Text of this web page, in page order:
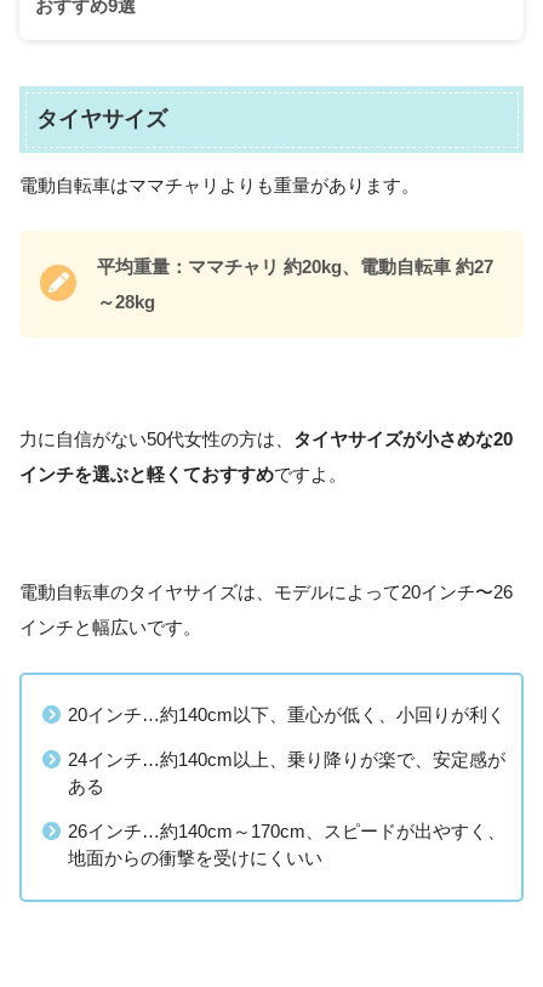
おすすめ9選
タイヤサイズ
電動自転車はママチャリよりも重量があります。
平均重量：ママチャリ 約20kg、電動自転車 約27
～28kg
力に自信がない50代女性の方は、 タイヤサイズが小さめな20
インチを選ぶと軽くておすすめですよ。
電動自転車のタイヤサイズは、モデルによって20インチ〜26
インチと幅広いです。
20インチ…約140cm以下、重心が低く、小回りが利く
24インチ…約140cm以上、乗り降りが楽で、安定感が
ある
26インチ…約140cm～170cm、スピードが出やすく、
地面からの衝撃を受けにくいい